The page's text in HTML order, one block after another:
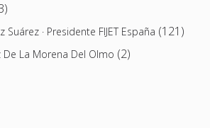
Suárez · Presidente FIJET España (121)
De La Morena Del Olmo (2)